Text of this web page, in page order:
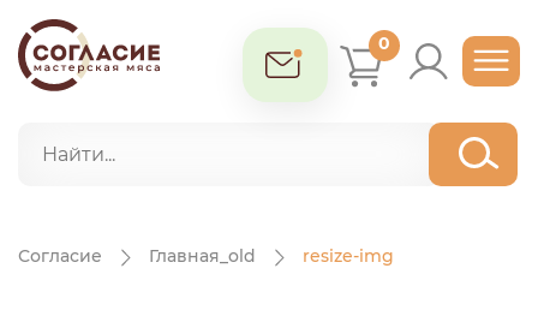
0
Согласие Главная_old resize-img